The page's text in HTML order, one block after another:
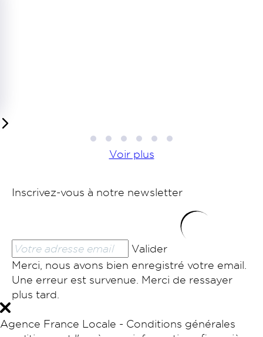
1 2 3 4 5
6
Voir plus
Inscrivez-vous à notre newsletter
Valider
Merci, nous avons bien enregistré votre email.
Une erreur est survenue. Merci de ressayer
plus tard.
Agence France Locale - Conditions générales